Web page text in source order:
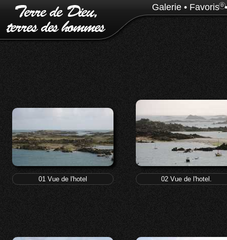
Galerie • Favoris0
01 Vue de l'hotel 02 Vue de l'hotel.